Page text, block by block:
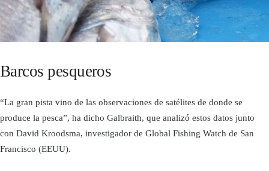
Barcos pesqueros
“La gran pista vino de las observaciones de satélites de donde se
produce la pesca”, ha dicho Galbraith, que analizó estos datos junto
con David Kroodsma, investigador de Global Fishing Watch de San
Francisco (EEUU).